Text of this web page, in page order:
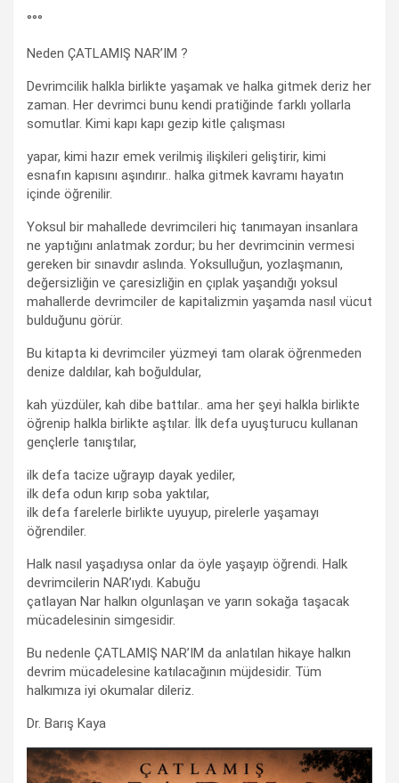
°°°
Neden ÇATLAMIŞ NAR’IM ?
Devrimcilik halkla birlikte yaşamak ve halka gitmek deriz her
zaman. Her devrimci bunu kendi pratiğinde farklı yollarla
somutlar. Kimi kapı kapı gezip kitle çalışması
yapar, kimi hazır emek verilmiş ilişkileri geliştirir, kimi
esnafın kapısını aşındırır.. halka gitmek kavramı hayatın
içinde öğrenilir.
Yoksul bir mahallede devrimcileri hiç tanımayan insanlara
ne yaptığını anlatmak zordur; bu her devrimcinin vermesi
gereken bir sınavdır aslında. Yoksulluğun, yozlaşmanın,
değersizliğin ve çaresizliğin en çıplak yaşandığı yoksul
mahallerde devrimciler de kapitalizmin yaşamda nasıl vücut
bulduğunu görür.
Bu kitapta ki devrimciler yüzmeyi tam olarak öğrenmeden
denize daldılar, kah boğuldular,
kah yüzdüler, kah dibe battılar.. ama her şeyi halkla birlikte
öğrenip halkla birlikte aştılar. İlk defa uyuşturucu kullanan
gençlerle tanıştılar,
ilk defa tacize uğrayıp dayak yediler,
ilk defa odun kırıp soba yaktılar,
ilk defa farelerle birlikte uyuyup, pirelerle yaşamayı
öğrendiler.
Halk nasıl yaşadıysa onlar da öyle yaşayıp öğrendi. Halk
devrimcilerin NAR’ıydı. Kabuğu
çatlayan Nar halkın olgunlaşan ve yarın sokağa taşacak
mücadelesinin simgesidir.
Bu nedenle ÇATLAMIŞ NAR’IM da anlatılan hikaye halkın
devrim mücadelesine katılacağının müjdesidir. Tüm
halkımıza iyi okumalar dileriz.
Dr. Barış Kaya